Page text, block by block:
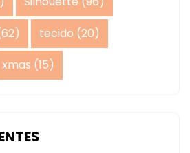
tecido (20)
xmas (15)